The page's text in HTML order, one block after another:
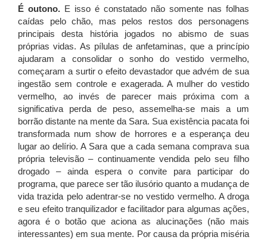
É outono. E isso é constatado não somente nas folhas
caídas pelo chão, mas pelos restos dos personagens
principais desta história jogados no abismo de suas
próprias vidas. As pílulas de anfetaminas, que a princípio
ajudaram a consolidar o sonho do vestido vermelho,
começaram a surtir o efeito devastador que advém de sua
ingestão sem controle e exagerada. A mulher do vestido
vermelho, ao invés de parecer mais próxima com a
significativa perda de peso, assemelha-se mais a um
borrão distante na mente da Sara. Sua existência pacata foi
transformada num show de horrores e a esperança deu
lugar ao delírio. A Sara que a cada semana comprava sua
própria televisão – continuamente vendida pelo seu filho
drogado – ainda espera o convite para participar do
programa, que parece ser tão ilusório quanto a mudança de
vida trazida pelo adentrar-se no vestido vermelho. A droga
e seu efeito tranquilizador e facilitador para algumas ações,
agora é o botão que aciona as alucinações (não mais
interessantes) em sua mente. Por causa da própria miséria